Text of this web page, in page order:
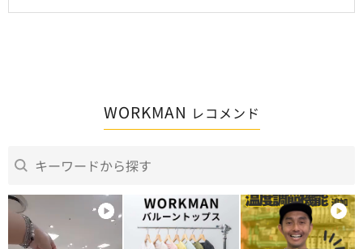
WORKMAN レコメンド